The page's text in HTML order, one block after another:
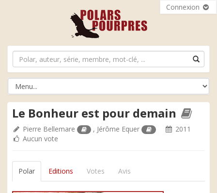
Connexion
Le Bonheur est pour demain
Pierre Bellemare , Jérôme Equer
2011
Aucun vote
Polar Editions Votes Avis